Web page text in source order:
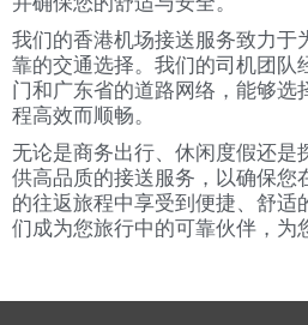
我们的香港机场接送服务致力于
靠的交通选择。我们的司机团队
门和广东省的道路网络，能够选
程高效而顺畅。
无论是商务出行、休闲度假还是
供高品质的接送服务，以确保您
的往返旅程中享受到便捷、舒适
们成为您旅行中的可靠伙伴，为